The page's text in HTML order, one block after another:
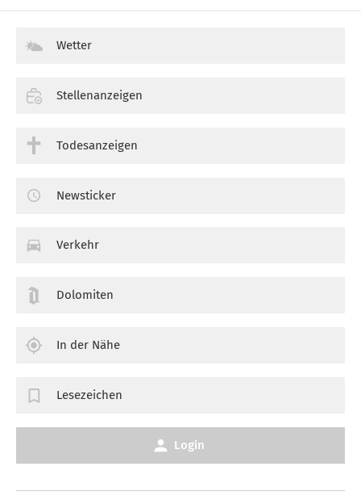
Wetter
Stellenanzeigen
Todesanzeigen
Newsticker
Verkehr
Dolomiten
In der Nähe
Lesezeichen
Login